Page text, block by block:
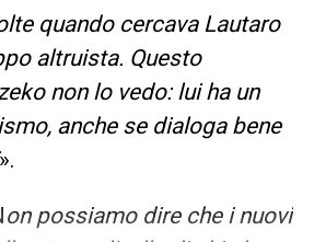
quando cercava Lautaro
altruista. Questo
non lo vedo: lui ha un
anche se dialoga bene
on possiamo dire che i nuovi